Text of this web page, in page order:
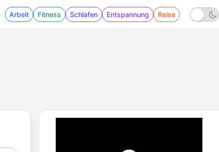
Arbeit Fitness Schlafen Entspannung Reise